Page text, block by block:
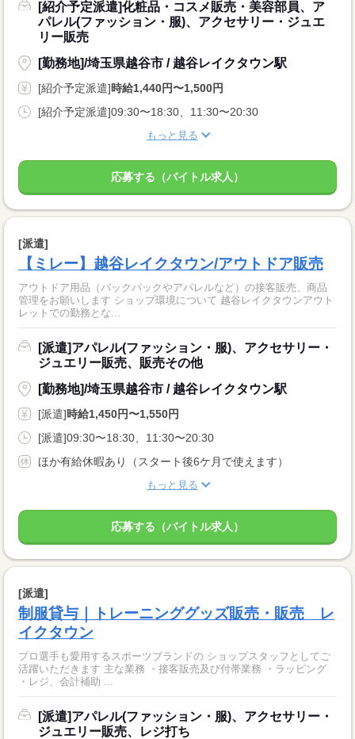
[紹介予定派遣]化粧品・コスメ販売・美容部員、ア
パレル(ファッション・服)、アクセサリー・ジュエ
リー販売
[勤務地]/埼玉県越谷市 / 越谷レイクタウン駅
[紹介予定派遣]時給1,440円〜1,500円
[紹介予定派遣]09:30〜18:30、11:30〜20:30
もっと見る
応募する（バイトル求人）
[派遣]
【ミレー】越谷レイクタウン/アウトドア販売
アウトドア用品（バックパックやアパレルなど）の接客販売、商品
管理をお願いします ショップ環境について 越谷レイクタウンアウト
レットでの勤務とな...
[派遣]アパレル(ファッション・服)、アクセサリー・
ジュエリー販売、販売その他
[勤務地]/埼玉県越谷市 / 越谷レイクタウン駅
[派遣]時給1,450円〜1,550円
[派遣]09:30〜18:30、11:30〜20:30
ほか有給休暇あり（スタート後6ケ月で使えます）
もっと見る
応募する（バイトル求人）
[派遣]
制服貸与｜トレーニンググッズ販売・販売 レ
イクタウン
プロ選手も愛用するスポーツブランドの ショップスタッフとしてご
活躍いただきます 主な業務 ・接客販売及び付帯業務 ・ラッピング
・レジ、会計補助 ...
[派遣]アパレル(ファッション・服)、アクセサリー・
ジュエリー販売、レジ打ち